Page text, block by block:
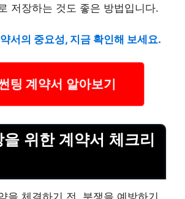
저장하는 것도 좋은 방법입니다.
서의 중요성, 지금 확인해 보세요.
팅 계약서 알아보기
위한 계약서 체크리